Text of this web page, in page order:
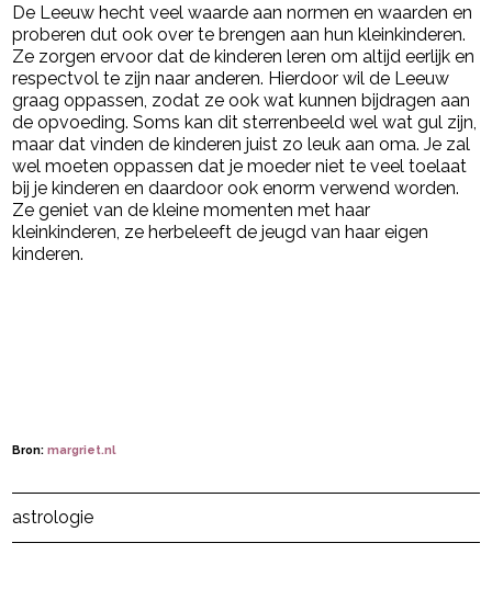
De Leeuw hecht veel waarde aan normen en waarden en
proberen dut ook over te brengen aan hun kleinkinderen.
Ze zorgen ervoor dat de kinderen leren om altijd eerlijk en
respectvol te zijn naar anderen. Hierdoor wil de Leeuw
graag oppassen, zodat ze ook wat kunnen bijdragen aan
de opvoeding. Soms kan dit sterrenbeeld wel wat gul zijn,
maar dat vinden de kinderen juist zo leuk aan oma. Je zal
wel moeten oppassen dat je moeder niet te veel toelaat
bij je kinderen en daardoor ook enorm verwend worden.
Ze geniet van de kleine momenten met haar
kleinkinderen, ze herbeleeft de jeugd van haar eigen
kinderen.
Bron:margriet.nl
Post Views: 18.746
astrologie